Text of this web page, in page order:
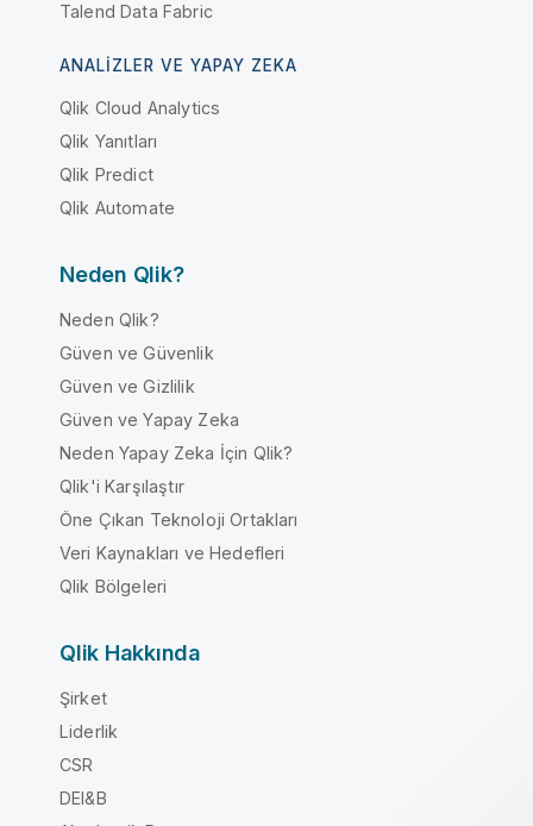
Talend Data Fabric
ANALIZLER VE YAPAY ZEKA
Qlik Cloud Analytics
Qlik Yanıtları
Qlik Predict
Qlik Automate
Neden Qlik?
Neden Qlik?
Güven ve Güvenlik
Güven ve Gizlilik
Güven ve Yapay Zeka
Neden Yapay Zeka İçin Qlik?
Qlik'i Karşılaştır
Öne Çıkan Teknoloji Ortakları
Veri Kaynakları ve Hedefleri
Qlik Bölgeleri
Qlik Hakkında
Şirket
Liderlik
CSR
DEI&B